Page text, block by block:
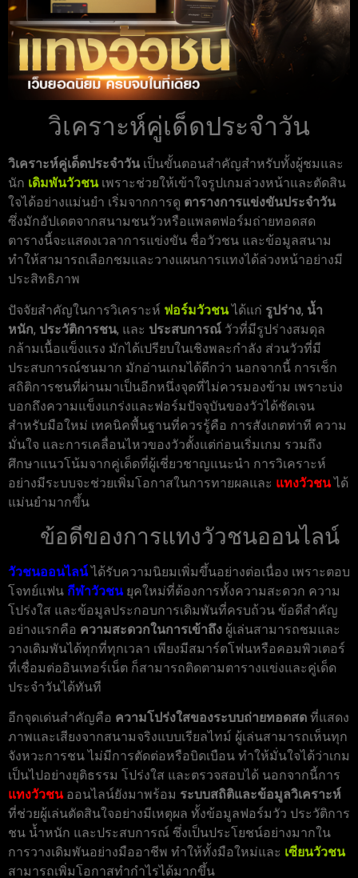
วิเคราะห์คู่เด็ดประจำวัน
วิเคราะห์คู่เด็ดประจำวัน เป็นขั้นตอนสำคัญสำหรับทั้งผู้ชมและ
นัก เดิมพันวัวชนเพราะช่วยให้เข้าใจรูปเกมล่วงหน้าและตัดสิน
ใจได้อย่างแม่นยำ เริ่มจากการดู ตารางการแข่งขันประจำวัน
ซึ่งมักอัปเดตจากสนามชนวัวหรือแพลตฟอร์มถ่ายทอดสด
ตารางนี้จะแสดงเวลาการแข่งขัน ชื่อวัวชน และข้อมูลสนาม
ทำให้สามารถเลือกชมและวางแผนการแทงได้ล่วงหน้าอย่างมี
ประสิทธิภาพ
ปัจจัยสำคัญในการวิเคราะห์ ฟอร์มวัวชนได้แก่ รูปร่าง, น้ำ
หนัก, ประวัติการชน, และ ประสบการณ์ วัวที่มีรูปร่างสมดุล
กล้ามเนื้อแข็งแรง มักได้เปรียบในเชิงพละกำลัง ส่วนวัวที่มี
ประสบการณ์ชนมาก มักอ่านเกมได้ดีกว่า นอกจากนี้ การเช็ก
สถิติการชนที่ผ่านมาเป็นอีกหนึ่งจุดที่ไม่ควรมองข้าม เพราะบ่ง
บอกถึงความแข็งแกร่งและฟอร์มปัจจุบันของวัวได้ชัดเจน
สำหรับมือใหม่ เทคนิคพื้นฐานที่ควรรู้คือ การสังเกตท่าที ความ
มั่นใจ และการเคลื่อนไหวของวัวตั้งแต่ก่อนเริ่มเกม รวมถึง
ศึกษาแนวโน้มจากคู่เด็ดที่ผู้เชี่ยวชาญแนะนำ การวิเคราะห์
อย่างมีระบบจะช่วยเพิ่มโอกาสในการทายผลและ แทงวัวชนได้
แม่นยำมากขึ้น
ข้อดีของการแทงวัวชนออนไลน์
วัวชนออนไลน์ได้รับความนิยมเพิ่มขึ้นอย่างต่อเนื่อง เพราะตอบ
โจทย์แฟน กีฬาวัวชนยุคใหม่ที่ต้องการทั้งความสะดวก ความ
โปร่งใส และข้อมูลประกอบการเดิมพันที่ครบถ้วน ข้อดีสำคัญ
อย่างแรกคือ ความสะดวกในการเข้าถึง ผู้เล่นสามารถชมและ
วางเดิมพันได้ทุกที่ทุกเวลา เพียงมีสมาร์ตโฟนหรือคอมพิวเตอร์
ที่เชื่อมต่ออินเทอร์เน็ต ก็สามารถติดตามตารางแข่งและคู่เด็ด
ประจำวันได้ทันที
อีกจุดเด่นสำคัญคือ ความโปร่งใสของระบบถ่ายทอดสด ที่แสดง
ภาพและเสียงจากสนามจริงแบบเรียลไทม์ ผู้เล่นสามารถเห็นทุก
จังหวะการชน ไม่มีการตัดต่อหรือบิดเบือน ทำให้มั่นใจได้ว่าเกม
เป็นไปอย่างยุติธรรม โปร่งใส และตรวจสอบได้ นอกจากนี้การ
แทงวัวชนออนไลน์ยังมาพร้อม ระบบสถิติและข้อมูลวิเคราะห์
ที่ช่วยผู้เล่นตัดสินใจอย่างมีเหตุผล ทั้งข้อมูลฟอร์มวัว ประวัติการ
ชน น้ำหนัก และประสบการณ์ ซึ่งเป็นประโยชน์อย่างมากใน
การวางเดิมพันอย่างมืออาชีพ ทำให้ทั้งมือใหม่และ เซียนวัวชน
สามารถเพิ่มโอกาสทำกำไรได้มากขึ้น